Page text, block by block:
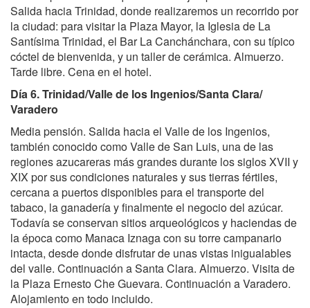
Salida hacia Trinidad, donde realizaremos un recorrido por
la ciudad: para visitar la Plaza Mayor, la Iglesia de La
Santísima Trinidad, el Bar La Canchánchara, con su típico
cóctel de bienvenida, y un taller de cerámica. Almuerzo.
Tarde libre. Cena en el hotel.
Día 6. Trinidad/Valle de los Ingenios/Santa Clara/
Varadero
Media pensión. Salida hacia el Valle de los Ingenios,
también conocido como Valle de San Luis, una de las
regiones azucareras más grandes durante los siglos XVII y
XIX por sus condiciones naturales y sus tierras fértiles,
cercana a puertos disponibles para el transporte del
tabaco, la ganadería y finalmente el negocio del azúcar.
Todavía se conservan sitios arqueológicos y haciendas de
la época como Manaca Iznaga con su torre campanario
intacta, desde donde disfrutar de unas vistas inigualables
del valle. Continuación a Santa Clara. Almuerzo. Visita de
la Plaza Ernesto Che Guevara. Continuación a Varadero.
Alojamiento en todo incluido.